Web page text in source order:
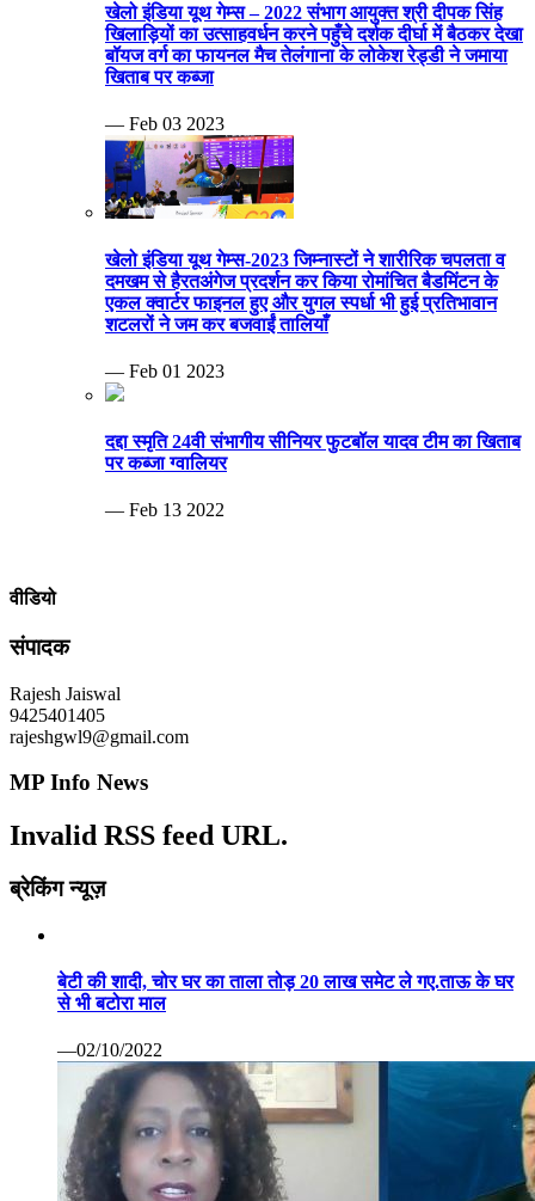
खेलो इंडिया यूथ गेम्स – 2022 संभाग आयुक्त श्री दीपक सिंह
खिलाड़ियों का उत्साहवर्धन करने पहुँचे दर्शक दीर्घा में बैठकर देखा
बॉयज वर्ग का फायनल मैच तेलंगाना के लोकेश रेड्डी ने जमाया
खिताब पर कब्जा
— Feb 03 2023
खेलो इंडिया यूथ गेम्स-2023 जिम्नास्टों ने शारीरिक चपलता व
दमखम से हैरतअंगेज प्रदर्शन कर किया रोमांचित बैडमिंटन के
एकल क्वार्टर फाइनल हुए और युगल स्पर्धा भी हुई प्रतिभावान
शटलरों ने जम कर बजवाईं तालियाँ
— Feb 01 2023
दद्दा स्मृति 24वी संभागीय सीनियर फुटबॉल यादव टीम का खिताब
पर कब्जा ग्वालियर
— Feb 13 2022
वीडियो
संपादक
Rajesh Jaiswal
9425401405
rajeshgwl9@gmail.com
MP Info News
Invalid RSS feed URL.
ब्रेकिंग न्यूज़
बेटी की शादी, चोर घर का ताला तोड़ 20 लाख समेट ले गए.ताऊ के घर
से भी बटोरा माल
—02/10/2022